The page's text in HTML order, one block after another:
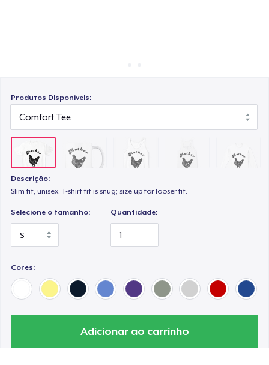
Produtos Disponíveis:
Descrição:
Slim fit, unisex. T-shirt fit is snug; size up for looser fit.
Selecione o tamanho: Quantidade:
Cores:
Adicionar ao carrinho